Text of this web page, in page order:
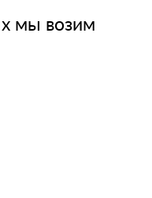
мы возим